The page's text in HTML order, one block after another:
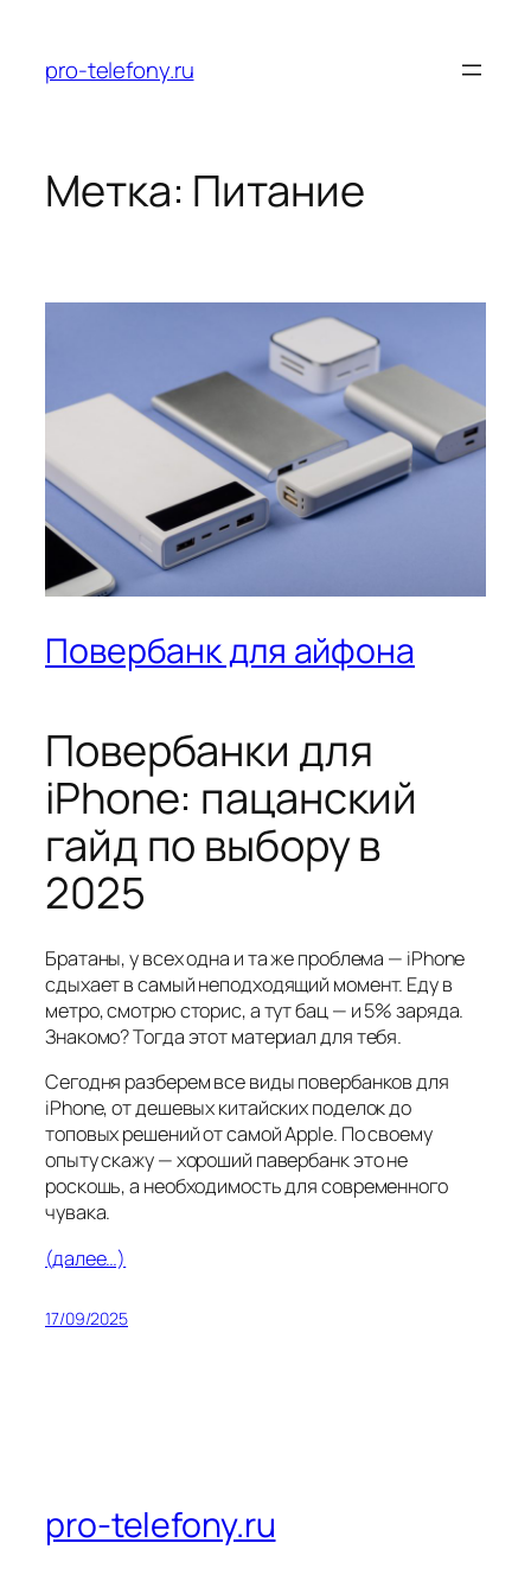
содержимому
pro-telefony.ru
Метка: Питание
Повербанк для айфона
Повербанки для
iPhone: пацанский
гайд по выбору в
2025
Братаны, у всех одна и та же проблема — iPhone
сдыхает в самый неподходящий момент. Еду в
метро, смотрю сторис, а тут бац — и 5% заряда.
Знакомо? Тогда этот материал для тебя.
Сегодня разберем все виды повербанков для
iPhone, от дешевых китайских поделок до
топовых решений от самой Apple. По своему
опыту скажу — хороший павербанк это не
роскошь, а необходимость для современного
чувака.
(далее…)
17/09/2025
pro-telefony.ru